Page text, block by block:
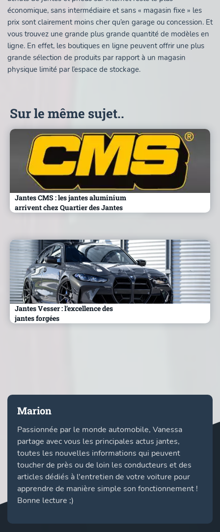
économique, sans intermédiaire et sans « magasin fixe » les
prix sont clairement moins cher qu’en garage ou concession. Et
vous trouvez une grande plus grande quantité de modèles en
ligne. En effet, les boutiques en ligne peuvent offrir une plus
grande sélection de produits par rapport à un magasin
physique limité par l’espace de stockage.
Sur le même sujet..
Jantes CMS : les jantes aluminium
arrivent chez Quartier des Jantes
Jantes Vesser : l’excellence des
jantes forgées
Marion
Passionnée par le monde automobile, Vanessa
partage avec vous les principales actus jantes,
toutes les nouvelles informations qui peuvent
toucher de près ou de loin les conducteurs et des
articles dédiés à l'entretien de votre voiture pour
apprendre de manière simple son fonctionnement !
Bonne lecture ;)